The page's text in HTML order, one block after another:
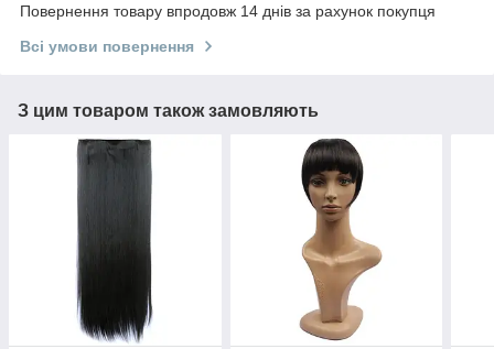
Повернення товару впродовж 14 днів за рахунок покупця
Всі умови повернення
З цим товаром також замовляють